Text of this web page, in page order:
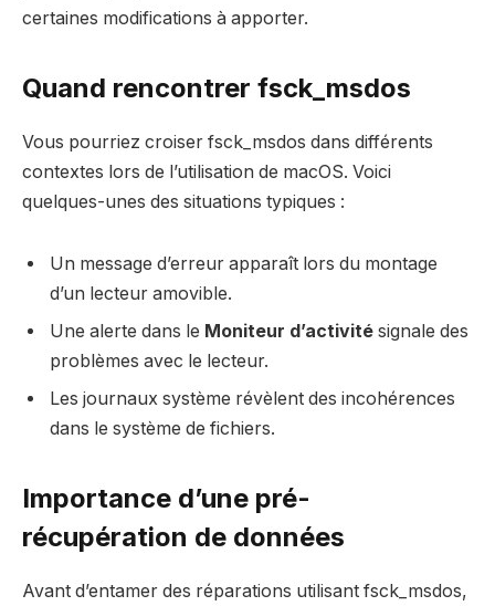
certaines modifications à apporter.
Quand rencontrer fsck_msdos
Vous pourriez croiser fsck_msdos dans différents
contextes lors de l’utilisation de macOS. Voici
quelques-unes des situations typiques :
Un message d’erreur apparaît lors du montage
d’un lecteur amovible.
Une alerte dans le Moniteur d’activité signale des
problèmes avec le lecteur.
Les journaux système révèlent des incohérences
dans le système de fichiers.
Importance d’une pré-
récupération de données
Avant d’entamer des réparations utilisant fsck_msdos,